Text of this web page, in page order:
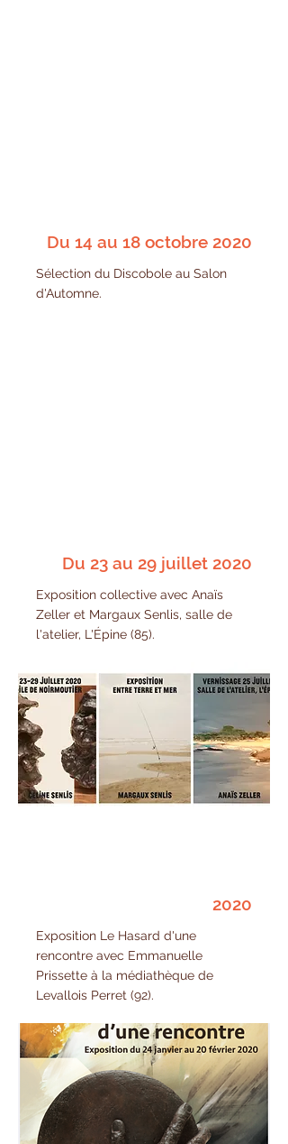
Du 14 au 18 octobre 2020
Sélection du Discobole au Salon
d'Automne.
Du 23 au 29 juillet 2020
Exposition collective avec Anaïs
Zeller et Margaux Senlis, salle de
l'atelier, L'Épine (85).
2020
Exposition Le Hasard d'une
rencontre avec Emmanuelle
Prissette à la médiathèque de
Levallois Perret (92).